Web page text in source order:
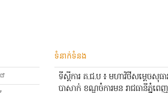
ទំនាក់ទំនង
ទីស្ដីការ គ.ជ.ប ៖ មហាវិថីសម្ដេចសុធា
បាសាក់ ខណ្ឌចំការមន រាជធានីភ្នំពេ